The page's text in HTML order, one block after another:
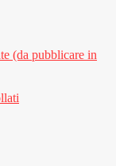
(da pubblicare in